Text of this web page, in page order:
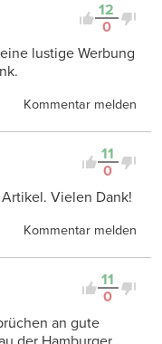
12
0
lustige Werbung
Kommentar melden
11
0
Vielen Dank!
Kommentar melden
11
0
an gute